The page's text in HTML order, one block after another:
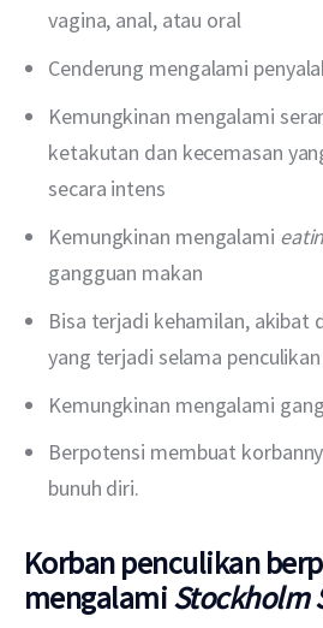
vagina, anal, atau oral
Cenderung mengalami
Kemungkinan mengalami
ketakutan dan kecemasan
secara intens
Kemungkinan mengalami
gangguan makan
Bisa terjadi kehamilan, akibat
yang terjadi selama penculikan
Kemungkinan mengalami
Berpotensi membuat
bunuh diri.
Korban penculikan
mengalamiStockholm